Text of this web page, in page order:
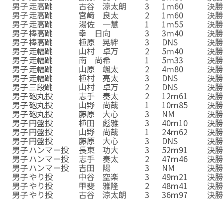
男子走高跳 古谷 涼太朗 3 1ｍ60 決勝
男子走高跳 宮﨑 良太 2 1ｍ60 決勝
男子走高跳 湯佐 一慧 1 1ｍ55 決勝
男子棒高跳 幸 日向 3 3ｍ40 決勝
男子棒高跳 植原 晃絆 3 DNS 決勝
男子走幅跳 山村 卓万 2 5ｍ40 決勝
男子走幅跳 南 尚希 1 5ｍ33 決勝
男子走幅跳 山原 颯太 2 4ｍ80 決勝
男子走幅跳 植村 亮太 3 DNS 決勝
男子三段跳 山村 卓万 2 DNS 決勝
男子砲丸投 志手 奏太 2 12ｍ61 決勝
男子砲丸投 山野 尚哉 1 10ｍ85 決勝
男子砲丸投 藤原 大心 3 NM 決勝
男子円盤投 植田 彪雅 3 40ｍ10 決勝
男子円盤投 山野 尚哉 1 24ｍ62 決勝
男子円盤投 藤原 大心 3 DNS 決勝
男子ハンマー投 長東 功大 3 52ｍ91 決勝
男子ハンマー投 志手 奏太 2 47ｍ46 決勝
男子ハンマー投 吉田 陽 3 NM 決勝
男子やり投 中谷 空楽 3 49ｍ21 決勝
男子やり投 甲斐 雅隆 2 48ｍ41 決勝
男子やり投 古谷 涼太朗 3 36ｍ97 決勝